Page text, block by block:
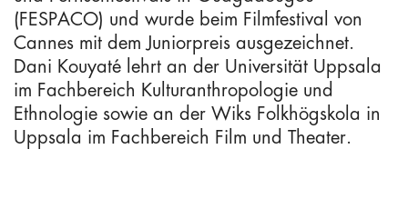
(FESPACO) und wurde beim Filmfestival von
Cannes mit dem Juniorpreis ausgezeichnet.
Dani Kouyaté lehrt an der Universität Uppsala
im Fachbereich Kulturanthropologie und
Ethnologie sowie an der Wiks Folkhögskola in
Uppsala im Fachbereich Film und Theater.
IMPRESSUM
COOKIE–RICHTLINIE
DATENSCHUTZERKLÄRUNG
HAFTUNGSAUSSCHLUSS